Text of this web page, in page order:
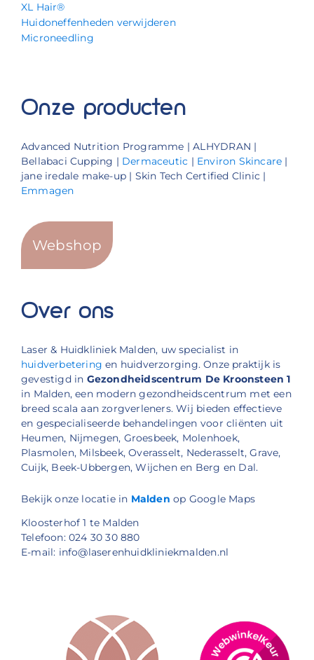
XL Hair®
Huidoneffenheden verwijderen
Microneedling
Onze producten
Advanced Nutrition Programme | ALHYDRAN |
Bellabaci Cupping | Dermaceutic | Environ Skincare |
jane iredale make-up | Skin Tech Certified Clinic |
Emmagen
Webshop
Over ons
Laser & Huidkliniek Malden, uw specialist in
huidverbetering en huidverzorging. Onze praktijk is
gevestigd in Gezondheidscentrum De Kroonsteen 1
in Malden, een modern gezondheidscentrum met een
breed scala aan zorgverleners. Wij bieden effectieve
en gespecialiseerde behandelingen voor cliënten uit
Heumen, Nijmegen, Groesbeek, Molenhoek,
Plasmolen, Milsbeek, Overasselt, Nederasselt, Grave,
Cuijk, Beek-Ubbergen, Wijchen en Berg en Dal.
Bekijk onze locatie in Malden op Google Maps
Kloosterhof 1 te Malden
Telefoon: 024 30 30 880
E-mail: info@laserenhuidkliniekmalden.nl